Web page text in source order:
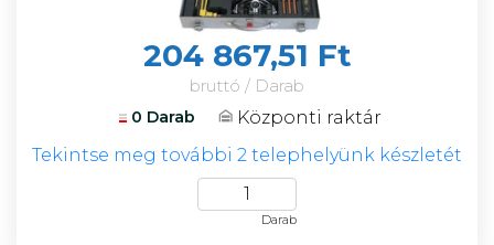
204 867,51 Ft
bruttó / Darab
0 Darab
Központi raktár
Tekintse meg további 2 telephelyünk készletét
Darab